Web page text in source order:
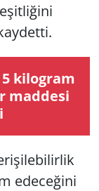
eşitliğini
kilogram
maddesi
edeceğini